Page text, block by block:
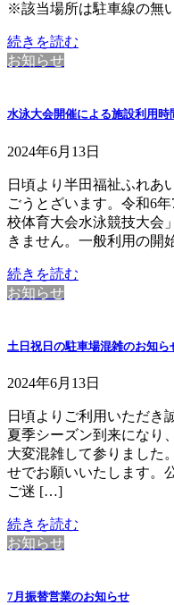
※該当場所は駐車線の無
続きを読む
お知らせ
水泳大会開催による施設利用時
2024年6月13日
日頃より半田福祉ふれあ
ごうとざいます。令和6
校体育大会水泳競技大会
きません。一般利用の開
続きを読む
お知らせ
土日祝日の駐車場混雑のお知ら
2024年6月13日
日頃よりご利用いただき
夏季シーズン到来になり
大変混雑して参りました
せでお願いいたします。
ご迷 […]
続きを読む
お知らせ
7月振替営業のお知らせ